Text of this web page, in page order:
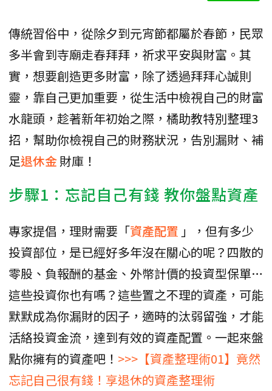
傳統習俗中，從除夕到元宵節都屬於春節，民眾
多半會到寺廟走春拜拜，祈求平安與財富。其
實，想要創造更多財富，除了透過拜拜心誠則
靈，靠自己更加重要，從生活中檢視自己的財富
水龍頭，趁著新年初始之際，橘助教特別整理3
招，幫助你檢視自己的財務狀況，告別漏財、補
足退休金財庫！
步驟1：忘記自己有錢 教你盤點資產
專家提倡，理財需要「資產配置 」，但有多少
投資部位，是已經好多年沒在關心的呢？四散的
零股、負報酬的基金、外幣計價的投資型保單…
這些投資你也有嗎？這些置之不理的資產，可能
默默成為你漏財的因子，適時的汰弱留強，才能
活絡投資金流，達到有效的資產配置。一起來盤
點你擁有的資產吧！ >>>【資產整理術01】竟然
忘記自己很有錢！享退休的資產整理術